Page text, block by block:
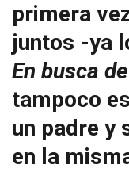
primera
juntos -ya
En busca
tampoco
un padre y
en la